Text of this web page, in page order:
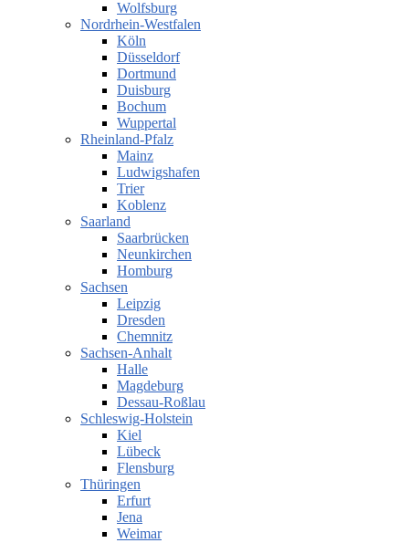
Wolfsburg
Nordrhein-Westfalen
Köln
Düsseldorf
Dortmund
Duisburg
Bochum
Wuppertal
Rheinland-Pfalz
Mainz
Ludwigshafen
Trier
Koblenz
Saarland
Saarbrücken
Neunkirchen
Homburg
Sachsen
Leipzig
Dresden
Chemnitz
Sachsen-Anhalt
Halle
Magdeburg
Dessau-Roßlau
Schleswig-Holstein
Kiel
Lübeck
Flensburg
Thüringen
Erfurt
Jena
Weimar